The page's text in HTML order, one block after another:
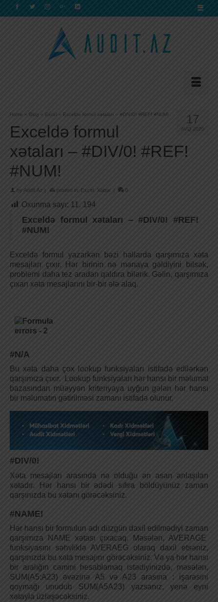
17
AVQ 2020
Home » Blog » Excel » Exceldə formul xətaları – #DIV/0! #REF! #NUM!
Exceldə formul
xətaları – #DIV/0! #REF!
#NUM!
by Audit.Az | posted in: Excel Xəbər | 0
Oxunma sayı: 11. 194
Exceldə formul xətaları – #DIV/0! #REF!
#NUM!
Exceldə formul yazarkən bəzi hallarda qarşımıza xəta
mesajları çıxır. Hər birinin nə mənaya gəldiyini bilsək,
problemi daha tez aradan qaldıra bilərik. Gəlin, qarşımıza
çıxan xəta mesajlarını bir-bir ələ alaq.
#N/A
Bu xəta daha çox lookup funksiyaları istifadə edilərkən
qarşımıza çıxır. Lookup funksiyaları hər hansı bir məlumat
bazasından müəyyən kriteriyaya uyğun gələn hər hansı
bir məlumatın gətirilməsi zamanı istifadə olunur.
#DIV/0!
Xəta mesajları arasında nə olduğu ən asan anlaşılan
xətadır. Hər hansı bir ədədi sıfıra böldüyünüz zaman
qarşınızda bu xətanı görəcəksiniz.
#NAME!
Hər hansı bir formulun adı düzgün daxil edilmədiyi zaman
qarşımıza NAME xətası çıxacaq. Məsələn, AVERAGE
funksiyasını səhvliklə AVERAEG olaraq daxil etsəniz,
qarşınızda bu xəta mesajını görəcəksiniz. Və ya hər hansı
bir aralığın cəmini hesablamaq istədiyinizdə, məsələn,
SUM(A5:A23) əvəzinə A5 və A23 arasına : işarəsini
qoymağı unudub SUM(A5A23) yazsanız, yenə eyni
xətayla üzləşəcəksiniz.